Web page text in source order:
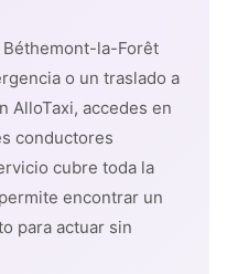
Béthemont-la-Forêt
o un traslado a
AlloTaxi, accedes en
conductores
cubre toda la
encontrar un
para actuar sin